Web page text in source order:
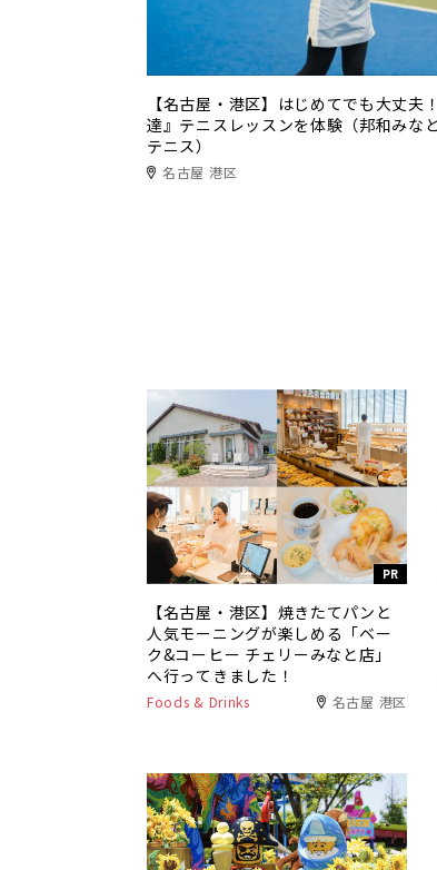
【名古屋・港区】はじめてでも大丈夫
達』テニスレッスンを体験（邦和みな
テニス）
名古屋 港区
PR
【名古屋・港区】焼きたてパンと
人気モーニングが楽しめる「ベー
ク&コーヒー チェリーみなと店」
へ行ってきました！
Foods & Drinks 名古屋 港区